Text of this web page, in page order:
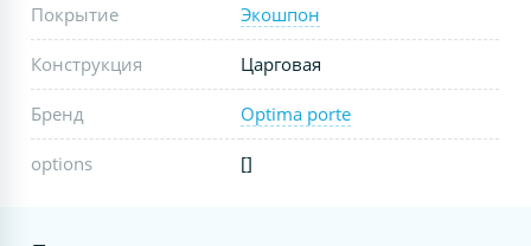
Покрытие Экошпон
Конструкция Царговая
Бренд Optima porte
options []